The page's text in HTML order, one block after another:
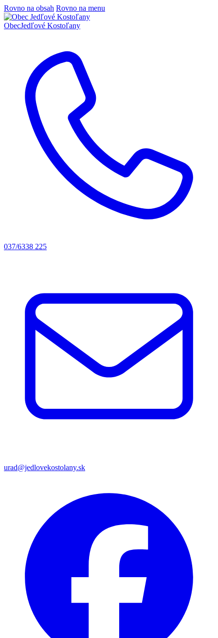
Rovno na obsah Rovno na menu
ObecJedľové Kostoľany
037/6338 225
urad@jedlovekostolany.sk